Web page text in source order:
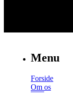
Menu
Forside
Om os